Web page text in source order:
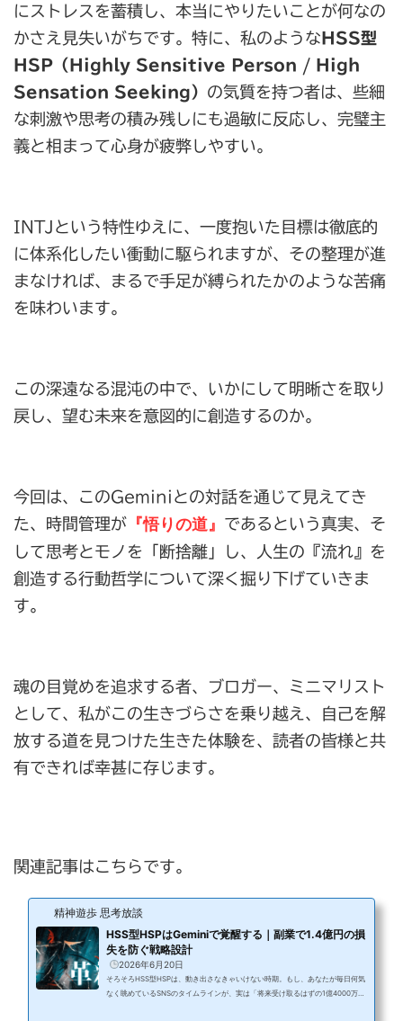
にストレスを蓄積し、本当にやりたいことが何なの
かさえ見失いがちです。特に、私のような HSS型
HSP（Highly Sensitive Person / High
Sensation Seeking） の気質を持つ者は、些細
な刺激や思考の積み残しにも過敏に反応し、完璧主
義と相まって心身が疲弊しやすい。
INTJという特性ゆえに、一度抱いた目標は徹底的
に体系化したい衝動に駆られますが、その整理が進
まなければ、まるで手足が縛られたかのような苦痛
を味わいます。
この深遠なる混沌の中で、いかにして明晰さを取り
戻し、望む未来を意図的に創造するのか。
今回は、このGeminiとの対話を通じて見えてき
た、時間管理が 『悟りの道』
であるという真実、そ
して思考とモノを「断捨離」し、人生の『流れ』を
創造する行動哲学について深く掘り下げていきま
す。
魂の目覚めを追求する者、ブロガー、ミニマリスト
として、私がこの生きづらさを乗り越え、自己を解
放する道を見つけた生きた体験を、読者の皆様と共
有できれば幸甚に存じます。
関連記事はこちらです。
精神遊歩 思考放談
HSS型HSPはGeminiで覚醒する｜副業で1.4億円の損
失を防ぐ戦略設計
2026年6月20日
そろそろHSS型HSPは、動き出さなきゃいけない時期。もし、あなたが毎日何気
なく眺めているSNSのタイムラインが、実は「将来受け取るはずの1億4000万